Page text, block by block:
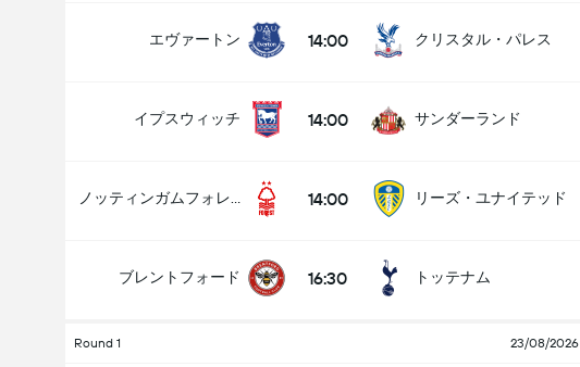
エヴァートン 14:00 クリスタル・パレス
イプスウィッチ 14:00 サンダーランド
14:00 リーズ・ユナイテッド
ブレントフォード 16:30 トッテナム
Round 1 23/08/2026
オーバー